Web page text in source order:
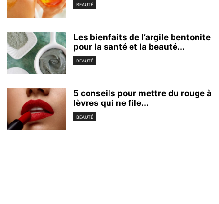
BEAUTÉ
Les bienfaits de l’argile bentonite
pour la santé et la beauté...
BEAUTÉ
5 conseils pour mettre du rouge à
lèvres qui ne file...
BEAUTÉ